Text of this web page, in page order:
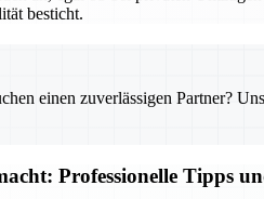
besticht.
einen zuverlässigen Partner?
Professionelle Tipps